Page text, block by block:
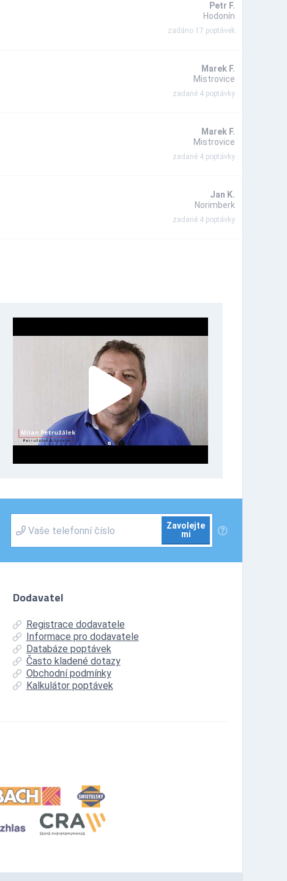
Petr F.
Hodonín
zadáno 17 poptávek
Marek F.
Mistrovice
zadané 4 poptávky
Marek F.
Mistrovice
zadané 4 poptávky
Jan K.
Norimberk
zadané 4 poptávky
Zavolejte
mi
Dodavatel
Registrace dodavatele
Informace pro dodavatele
Databáze poptávek
Často kladené dotazy
Obchodní podmínky
Kalkulátor poptávek